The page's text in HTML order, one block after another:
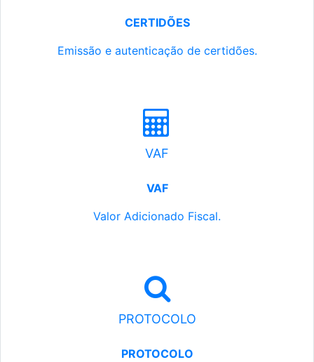
CERTIDÕES
Emissão e autenticação de certidões.
VAF
VAF
Valor Adicionado Fiscal.
PROTOCOLO
PROTOCOLO